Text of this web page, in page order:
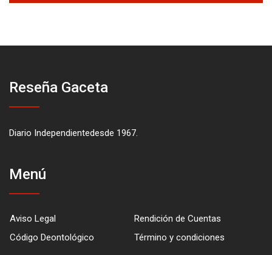
Reseña Gaceta
Diario Independientedesde 1967.
Menú
Aviso Legal
Rendición de Cuentas
Código Deontológico
Término y condiciones